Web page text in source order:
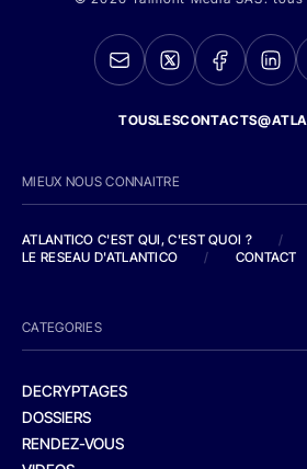
MIEUX NOUS CONNAITRE
ATLANTICO C'EST QUI, C'EST QUOI ?
/
LE RESEAU D'ATLANTICO
/ CONTACT
CATEGORIES
DECRYPTAGES
DOSSIERS
RENDEZ-VOUS